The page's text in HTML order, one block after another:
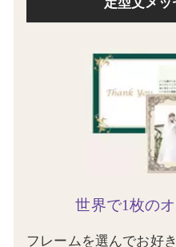
世界で1枚の
フレームを選んでお好